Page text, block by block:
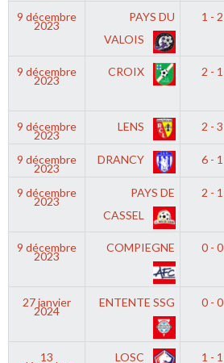
9 décembre
2023
PAYS DU
VALOIS
1 - 2
9 décembre
2023
CROIX 2 - 1
9 décembre
2023
LENS 2 - 3
9 décembre
2023
DRANCY 6 - 1
9 décembre
2023
PAYS DE
CASSEL
2 - 1
9 décembre
2023
COMPIEGNE 0 - 0
27 janvier
2024
ENTENTE SSG 0 - 0
13 LOSC 1 - 1